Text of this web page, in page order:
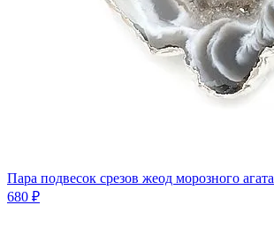
Пара подвесок срезов жеод морозного агата
680 ₽